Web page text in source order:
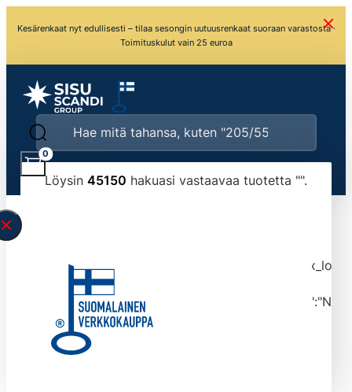
Kesärenkaat nyt edullisesti – tilaa sesongin uutuusrenkaat suoraan varastosta ·
Toimituskulut vain 25 euroa
Löysin 45150 hakuasi vastaavaa tuotetta "".
typed the search query correctly.<br>Currently
tmlmvi","meta_query":
data-original-query-vars="[]" data-page="1"
data-max-pages="4515" data-start="1" data-
end="10">
0